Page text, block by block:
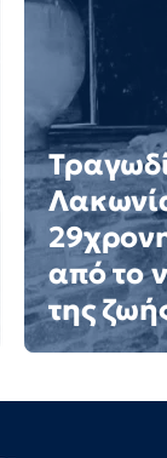
από το
της